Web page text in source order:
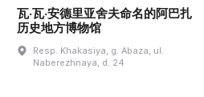
瓦·瓦·安德里亚舍夫命名的阿巴扎
历史地方博物馆
Resp. Khakasiya, g. Abaza, ul.
Naberezhnaya, d. 24